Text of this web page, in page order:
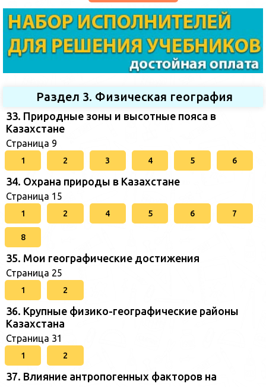
Раздел 3. Физическая география
33. Природные зоны и высотные пояса в
Казахстане
Страница 9
1 2 3 4 5 6
34. Охрана природы в Казахстане
Страница 15
1 2 4 5 6 7
8
35. Мои географические достижения
Страница 25
1 2
36. Крупные физико-географические районы
Казахстана
Страница 31
1 2
37. Влияние антропогенных факторов на